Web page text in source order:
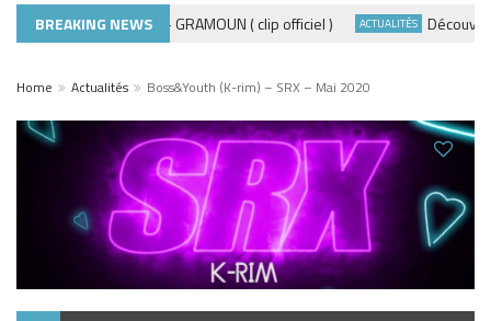
BREAKING NEWS
974 ADE440 – GRAMOUN ( clip officiel ) ACTUALITÉS Découvre les
Home Actualités Boss&Youth (K-rim) – SRX – Mai 2020